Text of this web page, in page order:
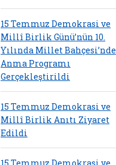
15 Temmuz Demokrasi ve
Millî Birlik Günü’nün 10.
Yılında Millet Bahçesi’nde
Anma Programı
Gerçekleştirildi
15 Temmuz Demokrasi ve
Millî Birlik Anıtı Ziyaret
Edildi
15 Temmuz Demokrasi ve